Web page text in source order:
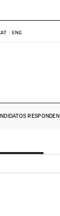
ENG
RESPONDEN